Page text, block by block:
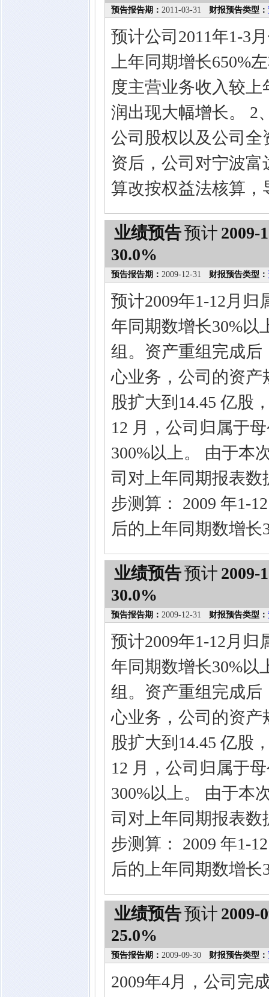
预告报告期： 2011-03-31 财报预告类型：
预计公司2011年1-3
上年同期增长650%
度主营业务收入较
润出现大幅增长。 2
公司股权以及公司
资后，公司对宁波
算改按权益法核算
业绩预告预计 2009-
30.0%
预告报告期： 2009-12-31 财报预告类型：
预计2009年1-12月
年同期数增长30%以
组。资产重组完成
心业务，公司的资产
股扩大到14.45 亿股
12 月，公司归属于
300%以上。 由于本
司对上年同期报表
步测算： 2009 年1-
后的上年同期数增长
业绩预告预计 2009-
30.0%
预告报告期： 2009-12-31 财报预告类型：
预计2009年1-12月
年同期数增长30%以
组。资产重组完成
心业务，公司的资产
股扩大到14.45 亿股
12 月，公司归属于
300%以上。 由于本
司对上年同期报表
步测算： 2009 年1-
后的上年同期数增长
业绩预告预计 2009-
25.0%
预告报告期： 2009-09-30 财报预告类型：
2009年4月，公司完